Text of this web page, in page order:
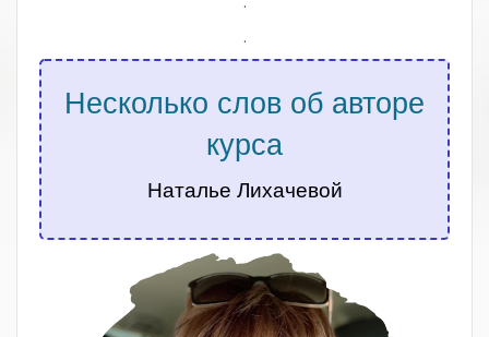
.
Несколько слов об авторе
курса
Наталье Лихачевой